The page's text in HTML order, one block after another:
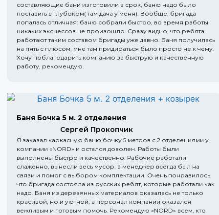
составляющие бани изготовили в срок, баню надо было
поставить в Глубоком( там дача у меня). Вообще, бригада
попалась отличная: баню собрали быстро, во время работы
никаких эксцессов не произошло. Сразу видно, что ребята
работают таким составом бригады уже давно. Баня получилась
на пять с плюсом, мне там придираться было просто не к чему.
Хочу поблагодарить компанию за быструю и качественную
работу, рекомендую.
Баня Бочка 5 м. 2 отделения
Сергей Прокопчик
Я заказал каркасную баню бочку 5 метров с 2 отделениями у
компании «NORD» и остался доволен. Работы были
выполнены быстро и качественно. Рабочие работали
слаженно, вынесли весь мусор, а менеджер всегда был на
связи и помог с выбором комплектации. Очень понравилось,
что бригада состояла из русских ребят, которые работали как
надо. Баня из деревянных материалов оказалась не только
красивой, но и уютной, а персонал компании оказался
вежливым и готовым помочь. Рекомендую «NORD» всем, кто